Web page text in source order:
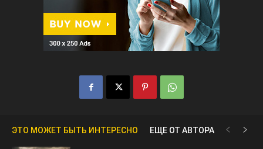
ЭТО МОЖЕТ БЫТЬ ИНТЕРЕСНО ЕЩЕ ОТ АВТОРА